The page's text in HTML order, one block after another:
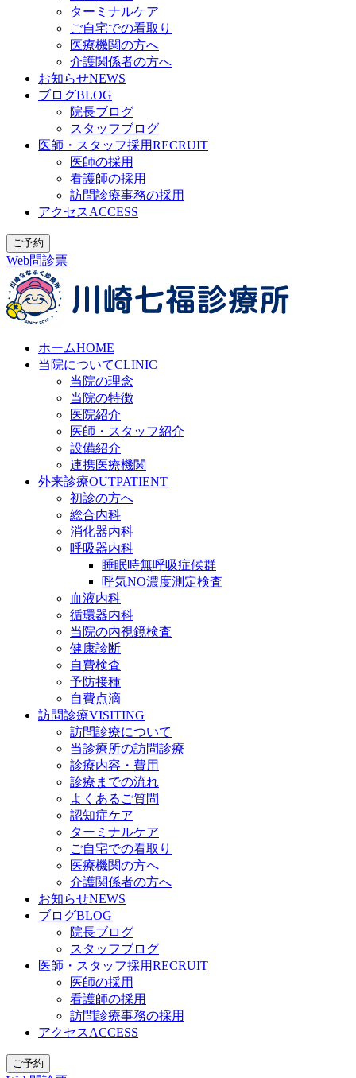
ターミナルケア
ご自宅での看取り
医療機関の方へ
介護関係者の方へ
お知らせNEWS
ブログBLOG
院長ブログ
スタッフブログ
医師・スタッフ採用RECRUIT
医師の採用
看護師の採用
訪問診療事務の採用
アクセスACCESS
ご予約
Web問診票
ホームHOME
当院についてCLINIC
当院の理念
当院の特徴
医院紹介
医師・スタッフ紹介
設備紹介
連携医療機関
外来診療OUTPATIENT
初診の方へ
総合内科
消化器内科
呼吸器内科
睡眠時無呼吸症候群
呼気NO濃度測定検査
血液内科
循環器内科
当院の内視鏡検査
健康診断
自費検査
予防接種
自費点滴
訪問診療VISITING
訪問診療について
当診療所の訪問診療
診療内容・費用
診療までの流れ
よくあるご質問
認知症ケア
ターミナルケア
ご自宅での看取り
医療機関の方へ
介護関係者の方へ
お知らせNEWS
ブログBLOG
院長ブログ
スタッフブログ
医師・スタッフ採用RECRUIT
医師の採用
看護師の採用
訪問診療事務の採用
アクセスACCESS
ご予約